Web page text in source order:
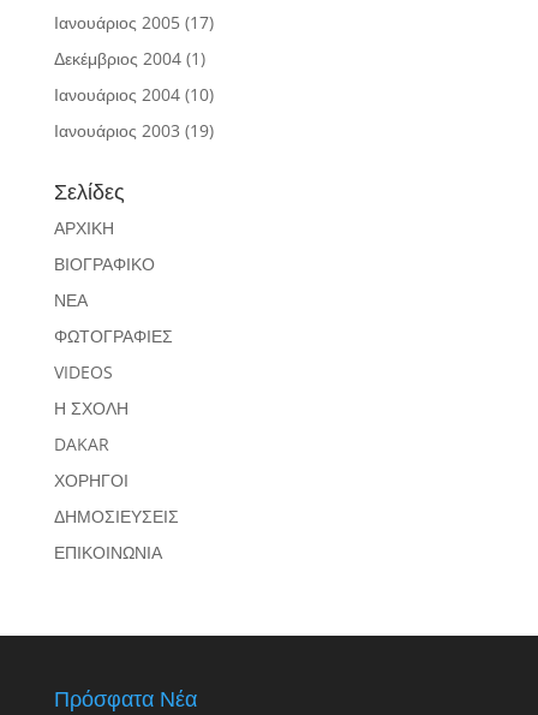
Ιανουάριος 2005(17)
Δεκέμβριος 2004(1)
Ιανουάριος 2004(10)
Ιανουάριος 2003 (19)
Σελίδες
ΑΡΧΙΚΗ
ΒΙΟΓΡΑΦΙΚΟ
ΝΕΑ
ΦΩΤΟΓΡΑΦΙΕΣ
VIDEOS
Η ΣΧΟΛΗ
DAKAR
ΧΟΡΗΓΟΙ
ΔΗΜΟΣΙΕΥΣΕΙΣ
ΕΠΙΚΟΙΝΩΝΙΑ
Πρόσφατα Νέα